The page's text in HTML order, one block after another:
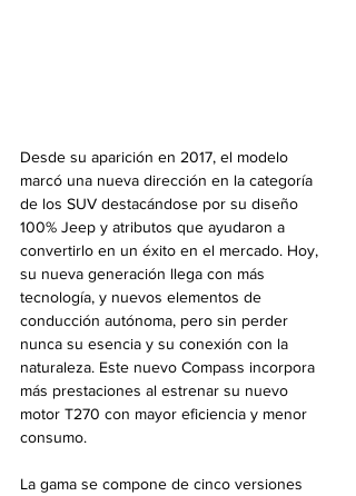
Desde su aparición en 2017, el modelo
marcó una nueva dirección en la categoría
de los SUV destacándose por su diseño
100% Jeep y atributos que ayudaron a
convertirlo en un éxito en el mercado. Hoy,
su nueva generación llega con más
tecnología, y nuevos elementos de
conducción autónoma, pero sin perder
nunca su esencia y su conexión con la
naturaleza. Este nuevo Compass incorpora
más prestaciones al estrenar su nuevo
motor T270 con mayor eficiencia y menor
consumo.
La gama se compone de cinco versiones